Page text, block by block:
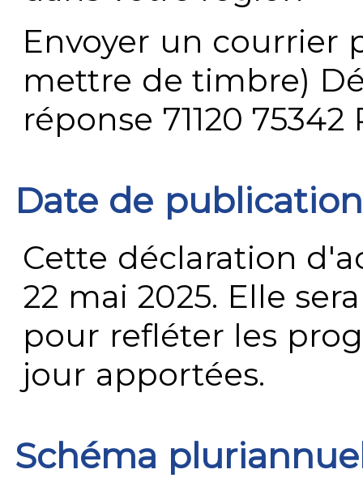
Envoyer un courrier
mettre de timbre)
réponse 71120 75342
Date de publication
Cette déclaration
22 mai 2025. Elle
pour refléter les
jour apportées.
Schéma